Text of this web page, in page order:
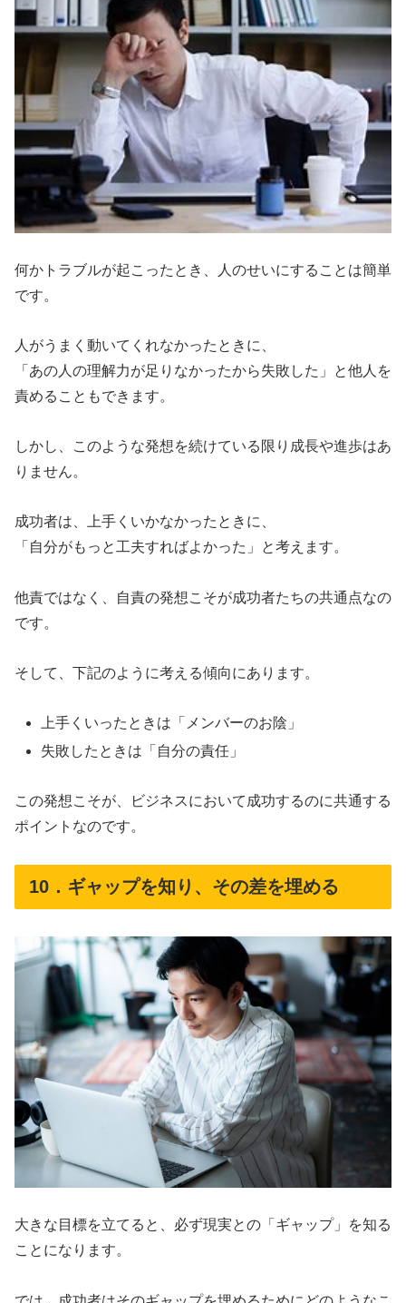
何かトラブルが起こったとき、人のせいにすることは簡単
です。
人がうまく動いてくれなかったときに、
「あの人の理解力が足りなかったから失敗した」と他人を
責めることもできます。
しかし、このような発想を続けている限り成長や進歩はあ
りません。
成功者は、上手くいかなかったときに、
「自分がもっと工夫すればよかった」と考えます。
他責ではなく、自責の発想こそが成功者たちの共通点なの
です。
そして、下記のように考える傾向にあります。
上手くいったときは「メンバーのお陰」
失敗したときは「自分の責任」
この発想こそが、ビジネスにおいて成功するのに共通する
ポイントなのです。
10．ギャップを知り、その差を埋める
大きな目標を立てると、必ず現実との「ギャップ」を知る
ことになります。